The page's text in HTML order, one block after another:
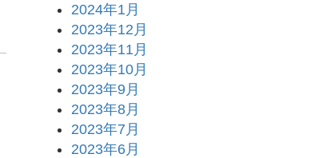
2024年1月
2023年12月
2023年11月
2023年10月
2023年9月
2023年8月
2023年7月
2023年6月